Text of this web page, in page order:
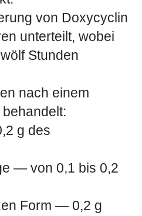
von Doxycyclin
unterteilt, wobei
Stunden
nach einem
g des
— von 0,1 bis 0,2
Form — 0,2 g